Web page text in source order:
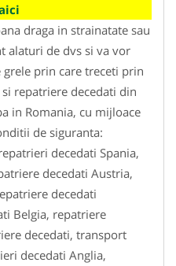
draga in strainatate sau
alaturi de dvs si va vor
prin care treceti prin
repatriere decedati din
in Romania, cu mijloace
de siguranta:
decedati Spania,
decedati Austria,
decedati
Belgia, repatriere
decedati, transport
decedati Anglia,